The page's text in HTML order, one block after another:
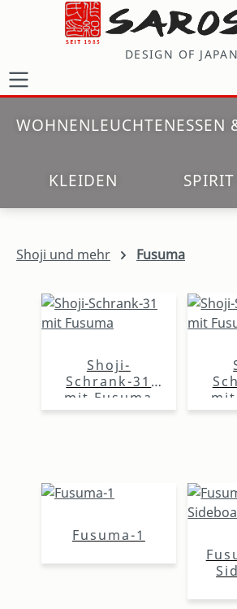
Zum Hauptinhalt springen
DESIGN OF JAPAN
WOHNENLEUCHTENESSEN
KLEIDEN
Shoji und mehr Fusuma
Shoji-
Schrank-31
mit Fusuma
mit
Fusuma-1